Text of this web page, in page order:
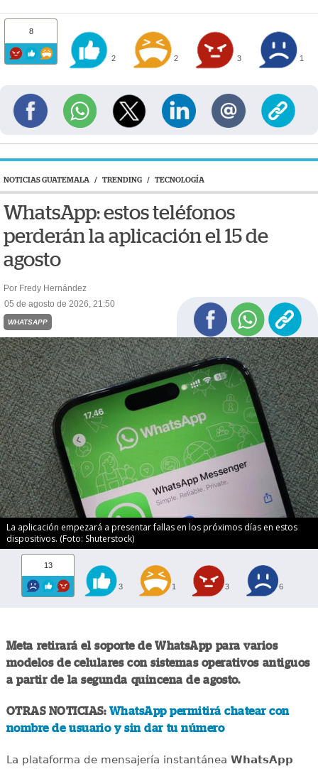
8
2 2 3 1
NOTICIAS GUATEMALA / TRENDING / TECNOLOGÍA
WhatsApp: estos teléfonos
perderán la aplicación el 15 de
agosto
Por Fredy Hernández
05 de agosto de 2026, 21:50
WHATSAPP
La aplicación empezará a presentar fallas en los próximos días en estos
dispositivos. (Foto: Shuterstock)
13
3 1 3 6
Meta retirará el soporte de WhatsApp para varios
modelos de celulares con sistemas operativos antiguos
a partir de la segunda quincena de agosto.
OTRAS NOTICIAS: WhatsApp permitirá chatear con
nombre de usuario y sin dar tu número
La plataforma de mensajería instantánea WhatsApp